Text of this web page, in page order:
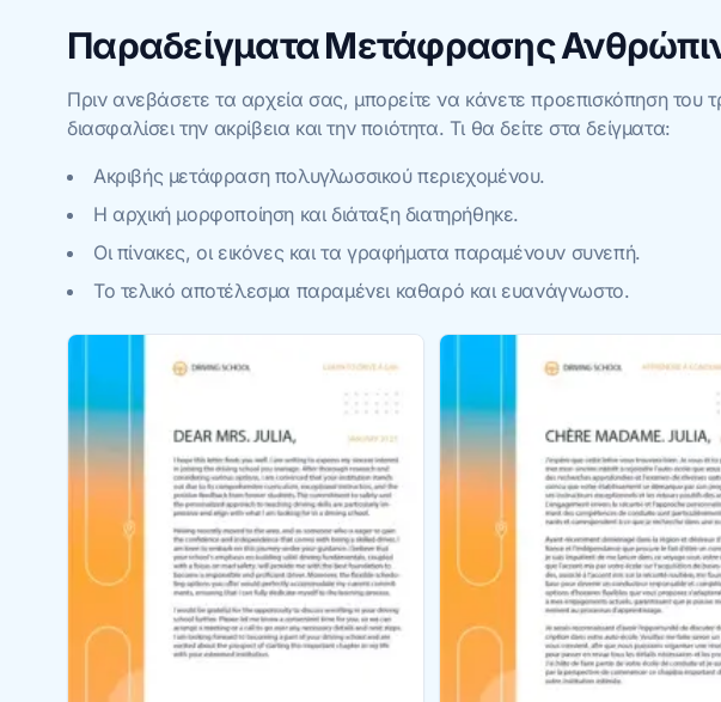
Παραδείγματα Μετάφρασης
Πριν ανεβάσετε τα αρχεία σας, μπορείτε να κάνετε προεπισκόπηση του
διασφαλίσει την ακρίβεια και την ποιότητα. Τι θα δείτε στα δείγματα:
Ακριβής μετάφραση πολυγλωσσικού περιεχομένου.
Η αρχική μορφοποίηση και διάταξη διατηρήθηκε.
Οι πίνακες, οι εικόνες και τα γραφήματα παραμένουν συνεπή.
Το τελικό αποτέλεσμα παραμένει καθαρό και ευανάγνωστο.